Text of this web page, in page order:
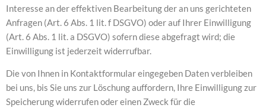
Interesse an der effektiven Bearbeitung der an uns gerichteten
Anfragen (Art. 6 Abs. 1 lit. f DSGVO) oder auf Ihrer Einwilligung
(Art. 6 Abs. 1 lit. a DSGVO) sofern diese abgefragt wird; die
Einwilligung ist jederzeit widerrufbar.
Die von Ihnen in Kontaktformular eingegeben Daten verbleiben
bei uns, bis Sie uns zur Löschung auffordern, Ihre Einwilligung zur
Speicherung widerrufen oder einen Zweck für die